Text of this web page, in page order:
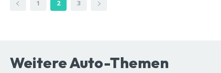
1 2 3
Weitere Auto-Themen